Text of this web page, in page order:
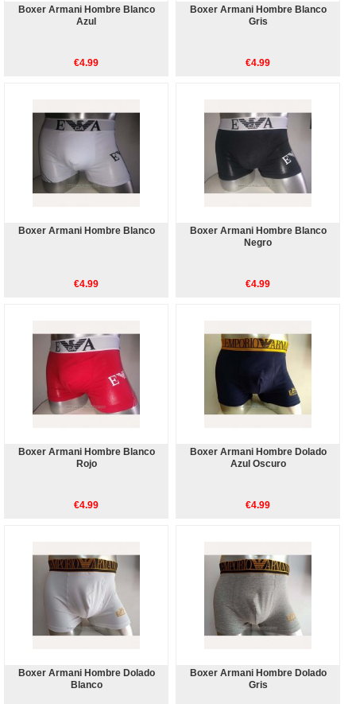
Boxer Armani Hombre Blanco
Azul
€4.99
Boxer Armani Hombre Blanco
Gris
€4.99
Boxer Armani Hombre Blanco
€4.99
Boxer Armani Hombre Blanco
Negro
€4.99
Boxer Armani Hombre Blanco
Rojo
€4.99
Boxer Armani Hombre Dolado
Azul Oscuro
€4.99
Boxer Armani Hombre Dolado
Blanco
Boxer Armani Hombre Dolado
Gris